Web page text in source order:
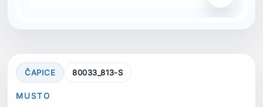
ČAPICE 80033_813-S
MUSTO